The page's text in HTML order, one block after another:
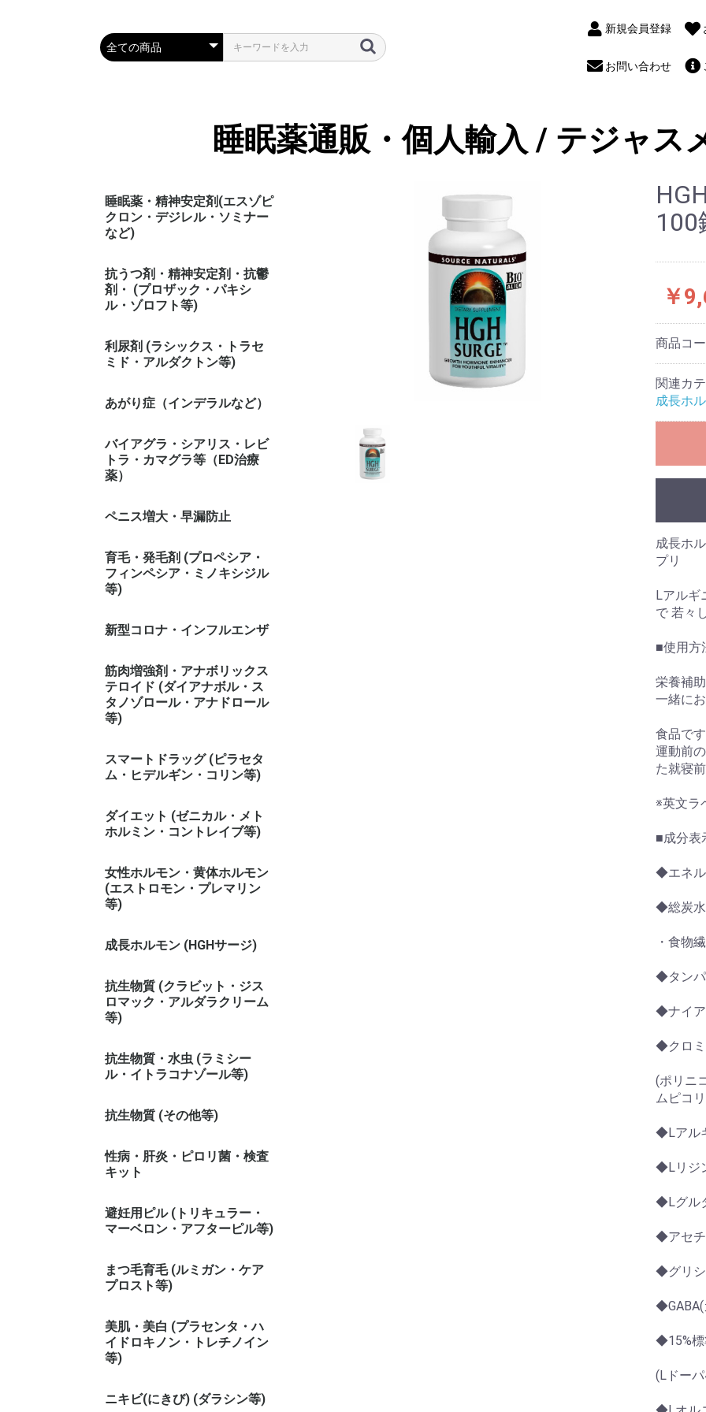
新規会員登録
お問い合わせ
睡眠薬通販・個人輸入 / テジャス
睡眠薬・精神安定剤(エスゾピ
クロン・デジレル・ソミナー
など)
抗うつ剤・精神安定剤・抗鬱
剤・ (プロザック・パキシ
ル・ゾロフト等)
利尿剤 (ラシックス・トラセ
ミド・アルダクトン等)
あがり症（インデラルなど）
バイアグラ・シアリス・レビ
トラ・カマグラ等（ED治療
薬）
ペニス増大・早漏防止
育毛・発毛剤 (プロペシア・
フィンペシア・ミノキシジル
等)
新型コロナ・インフルエンザ
筋肉増強剤・アナボリックス
テロイド (ダイアナボル・ス
タノゾロール・アナドロール
等)
スマートドラッグ (ピラセタ
ム・ヒデルギン・コリン等)
ダイエット (ゼニカル・メト
ホルミン・コントレイブ等)
女性ホルモン・黄体ホルモン
(エストロモン・プレマリン
等)
成長ホルモン (HGHサージ)
抗生物質 (クラビット・ジス
ロマック・アルダラクリーム
等)
抗生物質・水虫 (ラミシー
ル・イトラコナゾール等)
抗生物質 (その他等)
性病・肝炎・ピロリ菌・検査
キット
避妊用ピル (トリキュラー・
マーベロン・アフターピル等)
まつ毛育毛 (ルミガン・ケア
プロスト等)
美肌・美白 (プラセンタ・ハ
イドロキノン・トレチノイン
等)
ニキビ(にきび) (ダラシン等)
￥
商品コ
関連カ
成長ホ
成長ホ
プリ
Lアルギ
で 若々
■使用方
栄養補
一緒に
食品で
運動前
た就寝
※英文ラ
■成分表
◆エネ
◆総炭
・食物
◆タン
◆ナイア
◆クロ
(ポリニ
ムピコ
◆Lアル
◆Lリジ
◆Lグル
◆アセチ
◆グリ
◆15%標
(Lドー